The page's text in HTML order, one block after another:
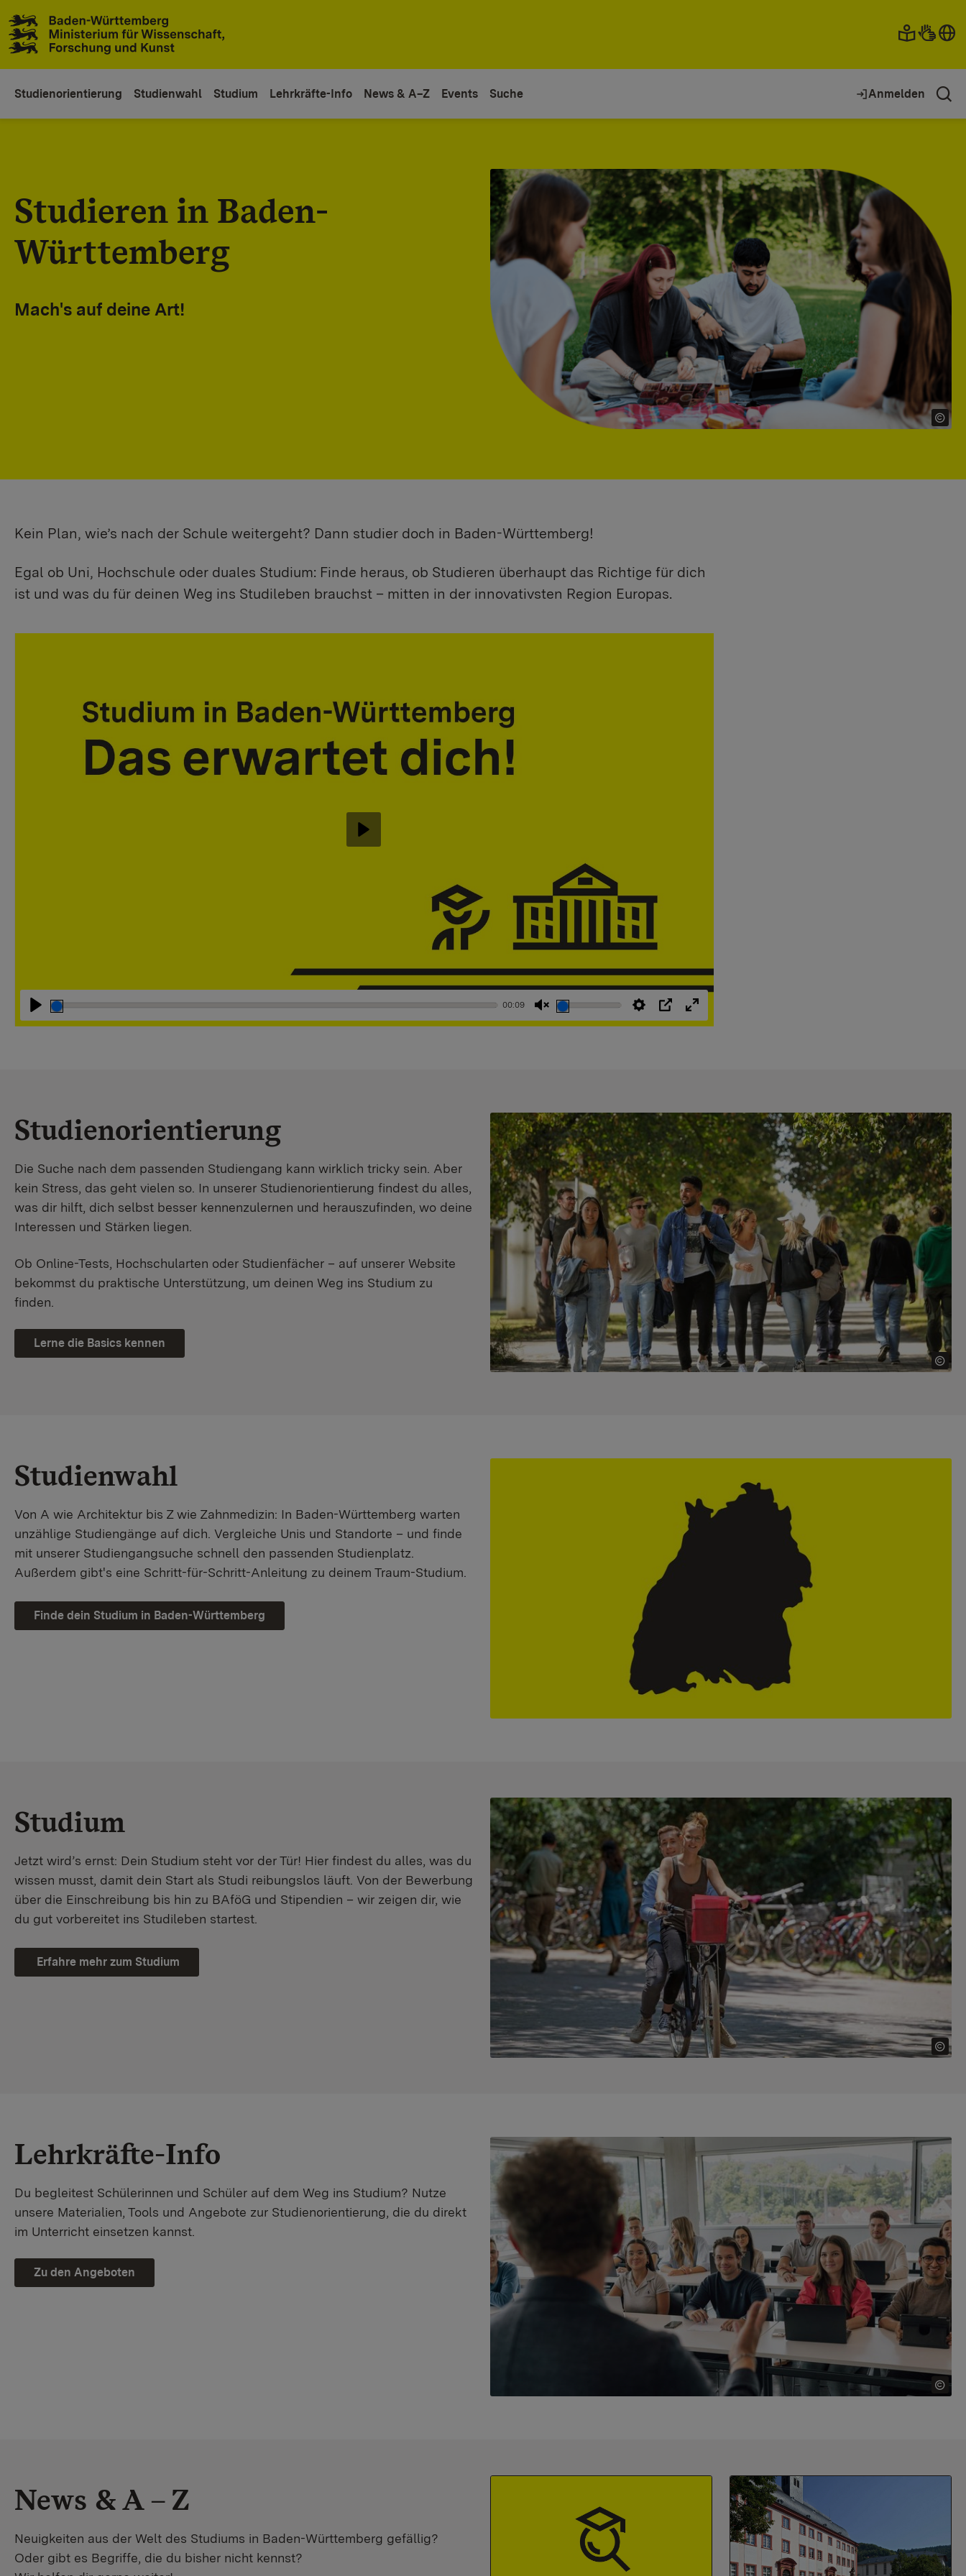
Studienorientierung Studienwahl Studium Lehrkräfte-Info News & A–Z Events Suche Anmelden
Studieren in Baden-
Württemberg
Mach's auf deine Art!
Kein Plan, wie’s nach der Schule weitergeht? Dann studier doch in Baden-Württemberg!
Egal ob Uni, Hochschule oder duales Studium: Finde heraus, ob Studieren überhaupt das Richtige für dich
ist und was du für deinen Weg ins Studileben brauchst – mitten in der innovativsten Region Europas.
Abspielen
00:09
StummschaltungEinstellungen
PIP Vollbild
Abspielen
Studienorientierung
Die Suche nach dem passenden Studiengang kann wirklich tricky sein. Aber
kein Stress, das geht vielen so. In unserer Studienorientierung findest du alles,
was dir hilft, dich selbst besser kennenzulernen und herauszufinden, wo deine
Interessen und Stärken liegen.
Ob Online-Tests, Hochschularten oder Studienfächer – auf unserer Website
bekommst du praktische Unterstützung, um deinen Weg ins Studium zu
finden.
Lerne die Basics kennen
Studienwahl
Von A wie Architektur bis Z wie Zahnmedizin: In Baden-Württemberg warten
unzählige Studiengänge auf dich. Vergleiche Unis und Standorte – und finde
mit unserer Studiengangsuche schnell den passenden Studienplatz.
Außerdem gibt's eine Schritt-für-Schritt-Anleitung zu deinem Traum-Studium.
Finde dein Studium in Baden-Württemberg
Studium
Jetzt wird’s ernst: Dein Studium steht vor der Tür! Hier findest du alles, was du
wissen musst, damit dein Start als Studi reibungslos läuft. Von der Bewerbung
über die Einschreibung bis hin zu BAföG und Stipendien – wir zeigen dir, wie
du gut vorbereitet ins Studileben startest.
Erfahre mehr zum Studium
Lehrkräfte-Info
Du begleitest Schülerinnen und Schüler auf dem Weg ins Studium? Nutze
unsere Materialien, Tools und Angebote zur Studienorientierung, die du direkt
im Unterricht einsetzen kannst.
Zu den Angeboten
News & A – Z
Neuigkeiten aus der Welt des Studiums in Baden-Württemberg gefällig?
Oder gibt es Begriffe, die du bisher nicht kennst?